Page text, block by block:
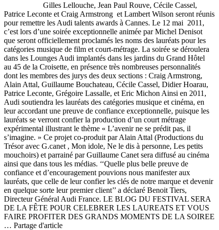
Gilles Lellouche, Jean Paul Rouve, Cécile Cassel,
Patrice Leconte et Craig Armstrong et Lambert Wilson seront réunis
pour remettre les Audi talents awards à Cannes. Le 12 mai 2011,
c’est lors d’une soirée exceptionnelle animée par Michel Denisot
que seront officiellement proclamés les noms des lauréats pour les
catégories musique de film et court-métrage. La soirée se déroulera
dans les Lounges Audi implantés dans les jardins du Grand Hôtel
au 45 de la Croisette, en présence très nombreuses personnalités
dont les membres des jurys des deux sections : Craig Armstrong,
Alain Attal, Guillaume Bouchateau, Cécile Cassel, Didier Hoarau,
Patrice Leconte, Grégoire Lassalle, et Eric Michon Ainsi en 2011,
Audi soutiendra les lauréats des catégories musique et cinéma, en
leur accordant une preuve de confiance exceptionnelle, puisque les
lauréats se verront confier la production d’un court métrage
expérimental illustrant le thème « L’avenir ne se prédit pas, il
s’imagine. » Ce projet co-produit par Alain Attal (Productions du
Trésor avec G.canet , Mon idole, Ne le dis à personne, Les petits
mouchoirs) et parrainé par Guillaume Canet sera diffusé au cinéma
ainsi que dans tous les médias. ‘‘Quelle plus belle preuve de
confiance et d’encouragement pouvions nous manifester aux
lauréats, que celle de leur confier les clés de notre marque et devenir
en quelque sorte leur premier client’’ a déclaré Benoit Tiers,
Directeur Général Audi France. LE BLOG DU FESTIVAL SERA
DE LA FÊTE POUR CELEBRER LES LAUREATS ET VOUS
FAIRE PROFITER DES GRANDS MOMENTS DE LA SOIREE
… Partage d'article